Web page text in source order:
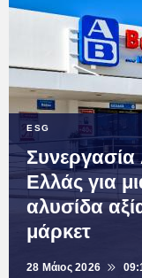
ESG
Συνεργασία
Ελλάς για
αλυσίδα
μάρκετ
28 Μάιος 2026